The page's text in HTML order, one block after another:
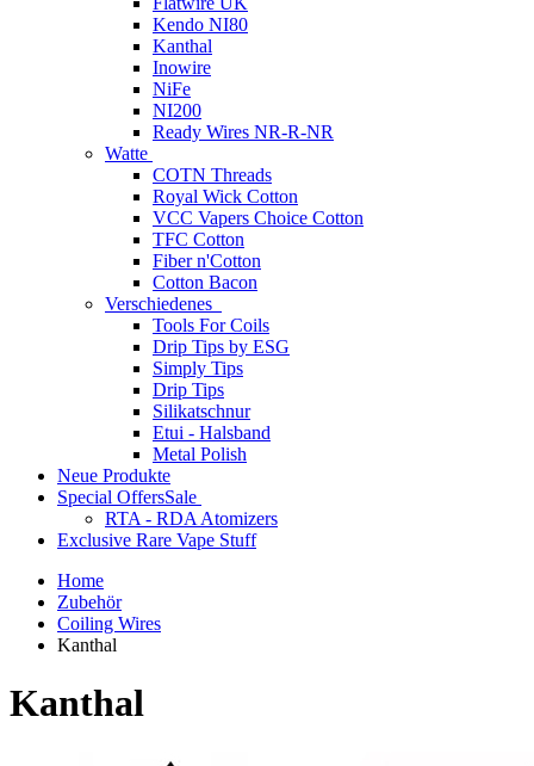
Kendo NI80
Kanthal
Inowire
NiFe
NI200
Ready Wires NR-R-NR
Watte
COTN Threads
Royal Wick Cotton
VCC Vapers Choice Cotton
TFC Cotton
Fiber n'Cotton
Cotton Bacon
Verschiedenes
Tools For Coils
Drip Tips by ESG
Simply Tips
Drip Tips
Silikatschnur
Etui - Halsband
Metal Polish
Neue Produkte
Special OffersSale
RTA - RDA Atomizers
Exclusive Rare Vape Stuff
Home
Zubehör
Coiling Wires
Kanthal
Kanthal